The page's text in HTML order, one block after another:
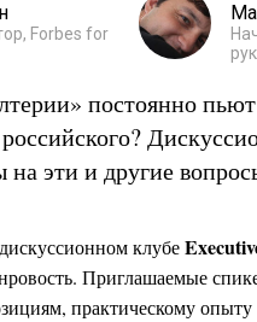
Forbes for
постоянно
российского?
на эти и другие
клубе
Приглашаемые
практическому